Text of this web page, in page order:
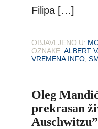
Filipa […]
OBJAVLJENO U:
OZNAKE: ALBERT
VREMENA INFO ,
Oleg
prekrasan
Auschwitzu”